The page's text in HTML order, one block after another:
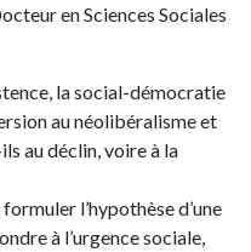
en Sciences Sociales
la social-démocratie
au néolibéralisme et
au déclin, voire à la
l’hypothèse d’une
à l’urgence sociale,